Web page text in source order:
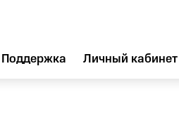
Поддержка Личный кабинет